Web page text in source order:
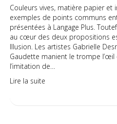
Couleurs vives, matière papier
exemples de points communs
présentées à Langage Plus.
au cœur des deux propositions
Illusion. Les artistes Gabrielle
Gaudette manient le trompe
l’imitation de…
Lire la suite